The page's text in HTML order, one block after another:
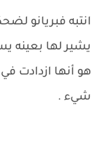
انتبه فبريانو
يشير لها بعينه
هو أنها ازدادت
شيء .